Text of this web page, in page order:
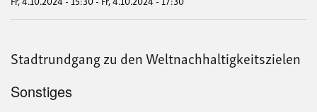
Stadtrundgang zu den Weltnachhaltigkeitszielen
Sonstiges